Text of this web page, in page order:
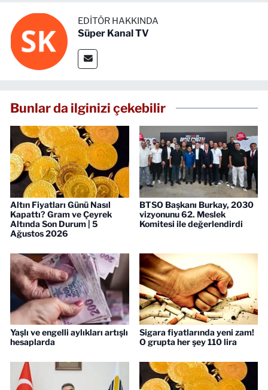
EDITÖR HAKKINDA
Süper Kanal TV
Bunlar da ilginizi çekebilir
Altın Fiyatları Günü Nasıl
Kapattı? Gram ve Çeyrek
Altında Son Durum | 5
Ağustos 2026
BTSO Başkanı Burkay, 2030
vizyonunu 62. Meslek
Komitesi ile değerlendirdi
Yaşlı ve engelli aylıkları artışlı
hesaplarda
Sigara fiyatlarında yeni zam!
O grupta her şey 110 lira